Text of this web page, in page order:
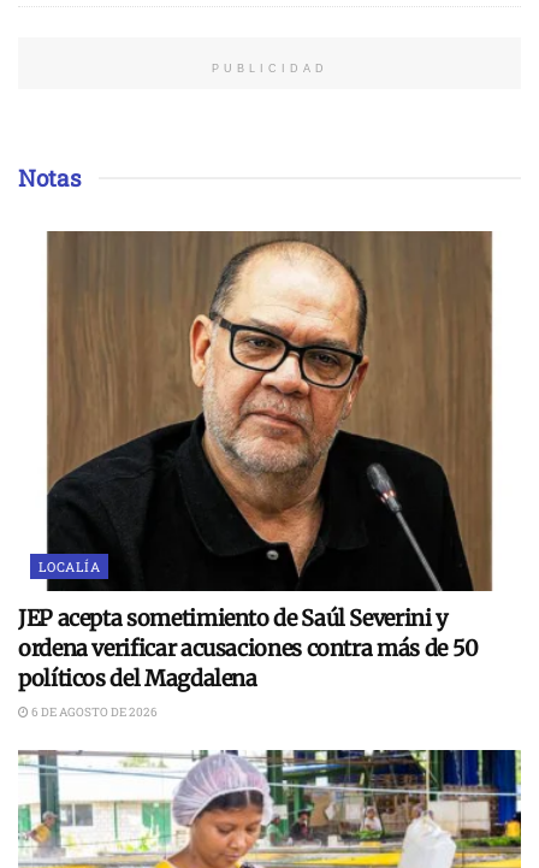
PUBLICIDAD
Notas
LOCALÍA
JEP acepta sometimiento de Saúl Severini y
ordena verificar acusaciones contra más de 50
políticos del Magdalena
6 DE AGOSTO DE 2026